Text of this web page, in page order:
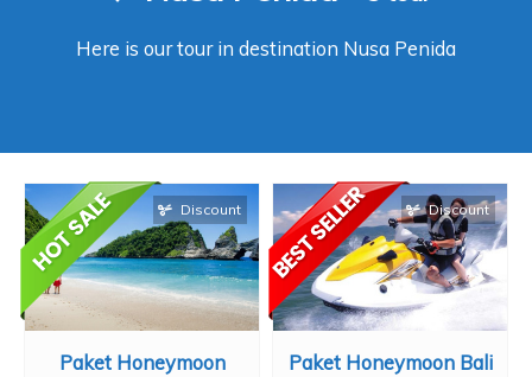
Here is our tour in destination Nusa Penida
Paket Honeymoon
Discount
Paket Honeymoon Bali
Discount